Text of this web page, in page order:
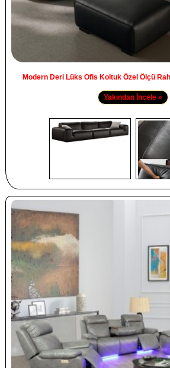
Modern Deri Lüks Ofis Koltuk Özel Ölçü
Yakından İncele »